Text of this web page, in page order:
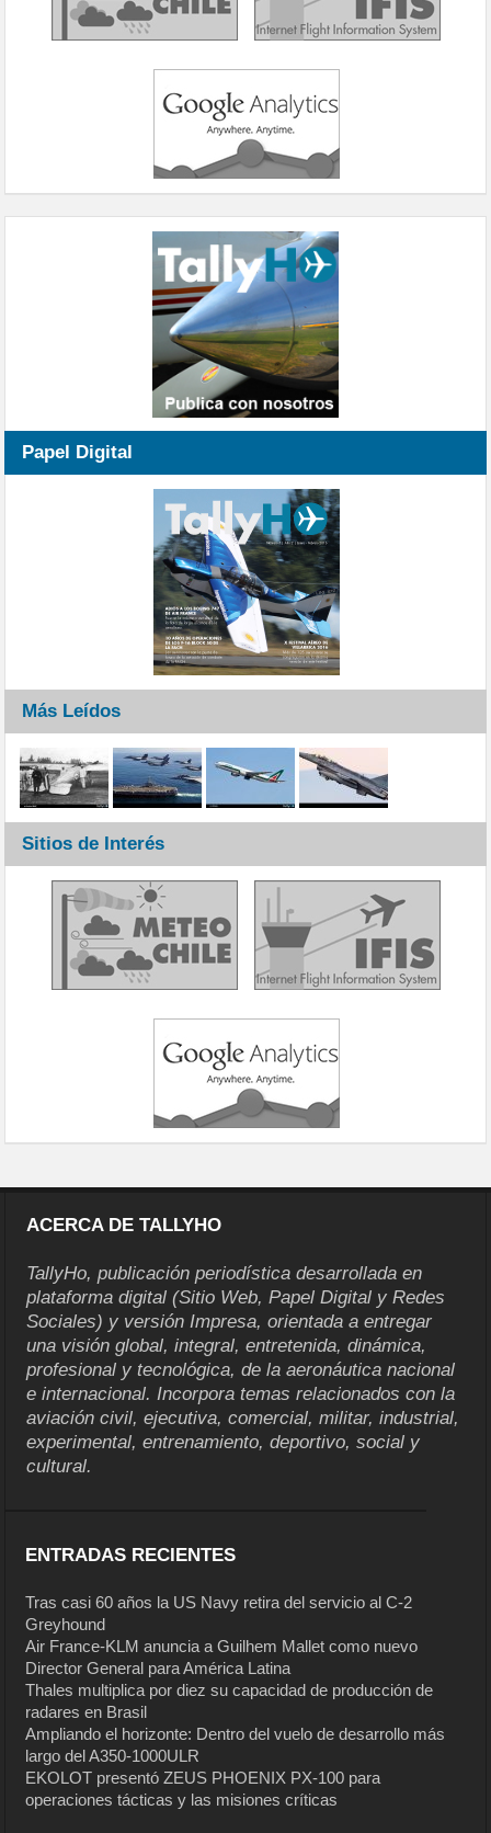
Papel Digital
Más Leídos
Sitios de Interés
ACERCA DE TALLYHO
TallyHo, publicación periodística desarrollada en
plataforma digital (Sitio Web, Papel Digital y Redes
Sociales) y versión Impresa, orientada a entregar
una visión global, integral, entretenida, dinámica,
profesional y tecnológica, de la aeronáutica nacional
e internacional. Incorpora temas relacionados con la
aviación civil, ejecutiva, comercial, militar, industrial,
experimental, entrenamiento, deportivo, social y
cultural.
ENTRADAS RECIENTES
Tras casi 60 años la US Navy retira del servicio al C-2
Greyhound
Air France-KLM anuncia a Guilhem Mallet como nuevo
Director General para América Latina
Thales multiplica por diez su capacidad de producción de
radares en Brasil
Ampliando el horizonte: Dentro del vuelo de desarrollo más
largo del A350-1000ULR
EKOLOT presentó ZEUS PHOENIX PX-100 para
operaciones tácticas y las misiones críticas